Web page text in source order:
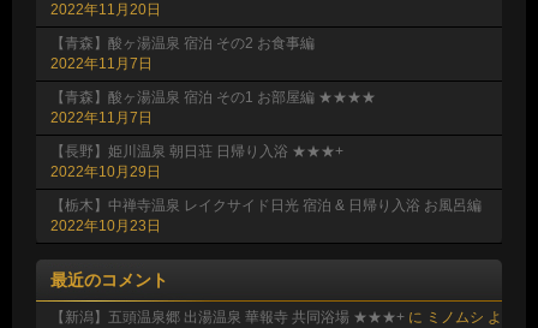
2022年11月20日
【青森】酸ヶ湯温泉 宿泊 その2 お食事編
2022年11月7日
【青森】酸ヶ湯温泉 宿泊 その1 お部屋編 ★★★★
2022年11月7日
【長野】姫川温泉 朝日荘 日帰り入浴 ★★★+
2022年10月29日
【栃木】中禅寺温泉 レイクサイド日光 宿泊 & 日帰り入浴 お風呂編
2022年10月23日
最近のコメント
【新潟】五頭温泉郷 出湯温泉 華報寺 共同浴場 ★★★+ に ミノムシ よ